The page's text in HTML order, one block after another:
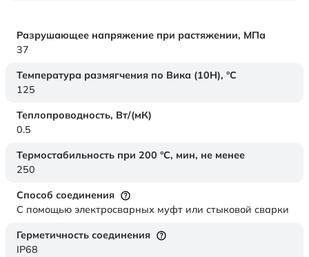
Разрушающее напряжение при растяжении, МПа
37
Температура размягчения по Вика (10Н), °C
125
Теплопроводность, Вт/(мК)
0.5
Термостабильность при 200 °С, мин, не менее
250
Способ соединения
С помощью электросварных муфт или стыковой сварки
Герметичность соединения
IP68